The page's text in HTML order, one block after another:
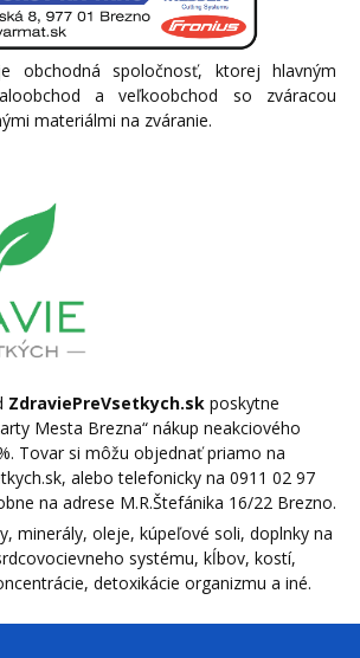
obchodná spoločnosť, ktorej hlavným
a veľkoobchod so zváracou
materiálmi na zváranie.
ZdraviePreVsetkych.sk poskytne
Mesta Brezna“ nákup neakciového
Tovar si môžu objednať priamo na
alebo telefonicky na 0911 02 97
na adrese M.R.Štefánika 16/22 Brezno.
minerály, oleje, kúpeľové soli, doplnky na
systému, kĺbov, kostí,
detoxikácie organizmu a iné.